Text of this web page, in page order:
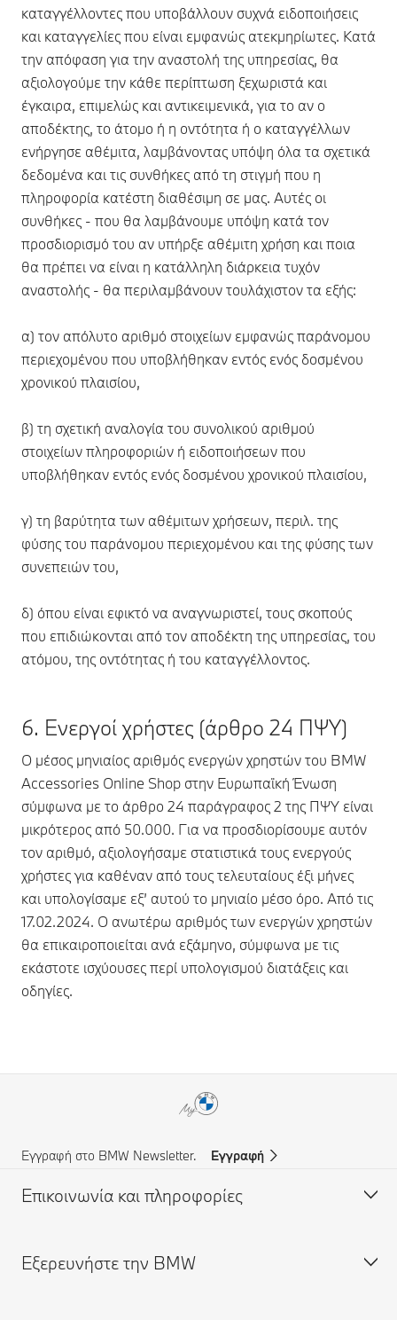
καταγγέλλοντες που υποβάλλουν συχνά ειδοποιήσεις
και καταγγελίες που είναι εμφανώς ατεκμηρίωτες. Κατά
την απόφαση για την αναστολή της υπηρεσίας, θα
αξιολογούμε την κάθε περίπτωση ξεχωριστά και
έγκαιρα, επιμελώς και αντικειμενικά, για το αν ο
αποδέκτης, το άτομο ή η οντότητα ή ο καταγγέλλων
ενήργησε αθέμιτα, λαμβάνοντας υπόψη όλα τα σχετικά
δεδομένα και τις συνθήκες από τη στιγμή που η
πληροφορία κατέστη διαθέσιμη σε μας. Αυτές οι
συνθήκες - που θα λαμβάνουμε υπόψη κατά τον
προσδιορισμό του αν υπήρξε αθέμιτη χρήση και ποια
θα πρέπει να είναι η κατάλληλη διάρκεια τυχόν
αναστολής - θα περιλαμβάνουν τουλάχιστον τα εξής:
α) τον απόλυτο αριθμό στοιχείων εμφανώς παράνομου
περιεχομένου που υποβλήθηκαν εντός ενός δοσμένου
χρονικού πλαισίου,
β) τη σχετική αναλογία του συνολικού αριθμού
στοιχείων πληροφοριών ή ειδοποιήσεων που
υποβλήθηκαν εντός ενός δοσμένου χρονικού πλαισίου,
γ) τη βαρύτητα των αθέμιτων χρήσεων, περιλ. της
φύσης του παράνομου περιεχομένου και της φύσης των
συνεπειών του,
δ) όπου είναι εφικτό να αναγνωριστεί, τους σκοπούς
που επιδιώκονται από τον αποδέκτη της υπηρεσίας, του
ατόμου, της οντότητας ή του καταγγέλλοντος.
6. Ενεργοί χρήστες (άρθρο 24 ΠΨΥ)
Ο μέσος μηνιαίος αριθμός ενεργών χρηστών του BMW
Accessories Online Shop στην Ευρωπαϊκή Ένωση
σύμφωνα με το άρθρο 24 παράγραφος 2 της ΠΨΥ είναι
μικρότερος από 50.000. Για να προσδιορίσουμε αυτόν
τον αριθμό, αξιολογήσαμε στατιστικά τους ενεργούς
χρήστες για καθέναν από τους τελευταίους έξι μήνες
και υπολογίσαμε εξ’ αυτού το μηνιαίο μέσο όρο. Από τις
17.02.2024. Ο ανωτέρω αριθμός των ενεργών χρηστών
θα επικαιροποιείται ανά εξάμηνο, σύμφωνα με τις
εκάστοτε ισχύουσες περί υπολογισμού διατάξεις και
οδηγίες.
Εγγραφή στο BMW Newsletter. Εγγραφή
Επικοινωνία και πληροφορίες
Υποστήριξη και Επικοινωνία
Eξερευνήστε την BMW